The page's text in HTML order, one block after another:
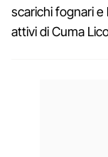
scarichi fognari
attivi di Cuma